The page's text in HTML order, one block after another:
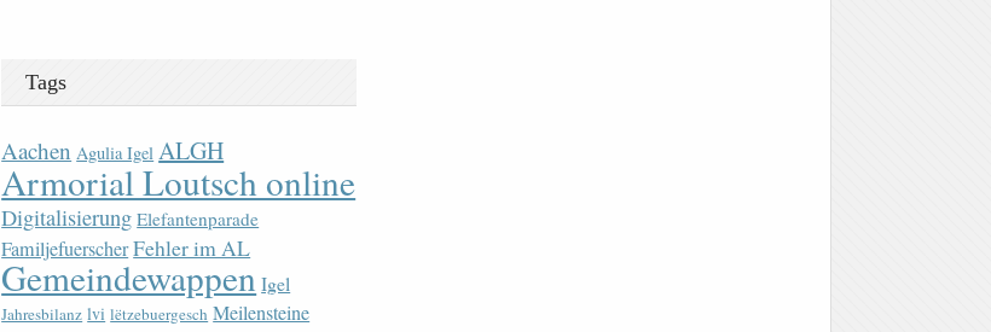
Tags
Aachen Agulia Igel ALGH
Armorial Loutsch online
Digitalisierung Elefantenparade
FamiljefuerscherFehler im AL
Gemeindewappen Igel
Jahresbilanz lvi lëtzebuergesch Meilensteine